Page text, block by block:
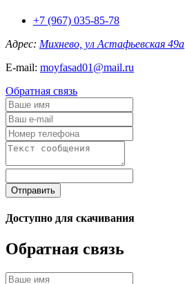
+7 (967) 035-85-78
Адрес: Михнево, ул Астафьевская 49а
E-mail: moyfasad01@mail.ru
Обратная связь
Отправить
Доступно для скачивания
Обратная связь